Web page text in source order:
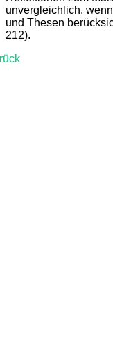
unvergleichlich,
und Thesen
212).